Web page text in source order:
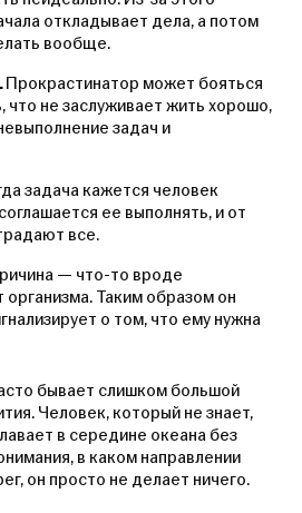
откладывает дела, а потом
вообще.
Прокрастинатор может бояться
что не заслуживает жить хорошо,
задач и
задача кажется человек
ее выполнять, и от
все.
— что-то вроде
организма. Таким образом он
о том, что ему нужна
бывает слишком большой
Человек, который не знает,
в середине океана без
в каком направлении
он просто не делает ничего.